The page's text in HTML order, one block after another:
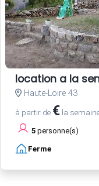
location a la
Haute-Loire 43
à partir de € la
5 personne(s)
Ferme